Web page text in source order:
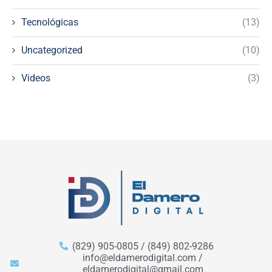
Tecnológicas (13)
Uncategorized (10)
Videos (3)
(829) 905-0805 / (849) 802-9286
info@eldamerodigital.com /
eldamerodigital@gmail.com